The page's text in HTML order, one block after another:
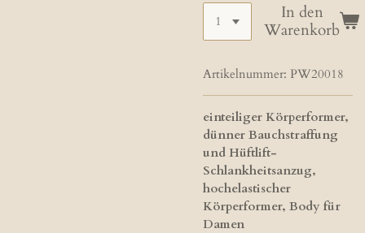
In den
Warenkorb
Artikelnummer: PW20018
einteiliger Körperformer,
dünner Bauchstraffung
und Hüftlift-
Schlankheitsanzug,
hochelastischer
Körperformer, Body für
Damen